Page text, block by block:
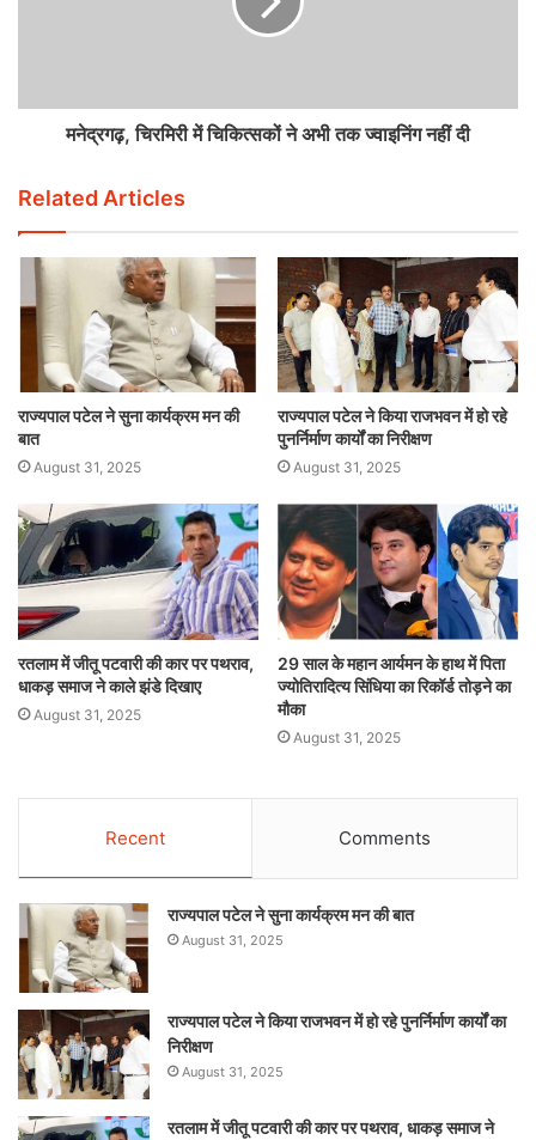
मनेद्रगढ़, चिरमिरी में चिकित्सकों ने अभी तक ज्वाइनिंग नहीं दी
Related Articles
राज्यपाल पटेल ने सुना कार्यक्रम मन की
बात
August 31, 2025
राज्यपाल पटेल ने किया राजभवन में हो रहे
पुनर्निर्माण कार्यों का निरीक्षण
August 31, 2025
रतलाम में जीतू पटवारी की कार पर पथराव,
धाकड़ समाज ने काले झंडे दिखाए
August 31, 2025
29 साल के महान आर्यमन के हाथ में पिता
ज्योतिरादित्य सिंधिया का रिकॉर्ड तोड़ने का
मौका
August 31, 2025
Recent Comments
राज्यपाल पटेल ने सुना कार्यक्रम मन की बात
August 31, 2025
राज्यपाल पटेल ने किया राजभवन में हो रहे पुनर्निर्माण कार्यों का
निरीक्षण
August 31, 2025
रतलाम में जीतू पटवारी की कार पर पथराव, धाकड़ समाज ने